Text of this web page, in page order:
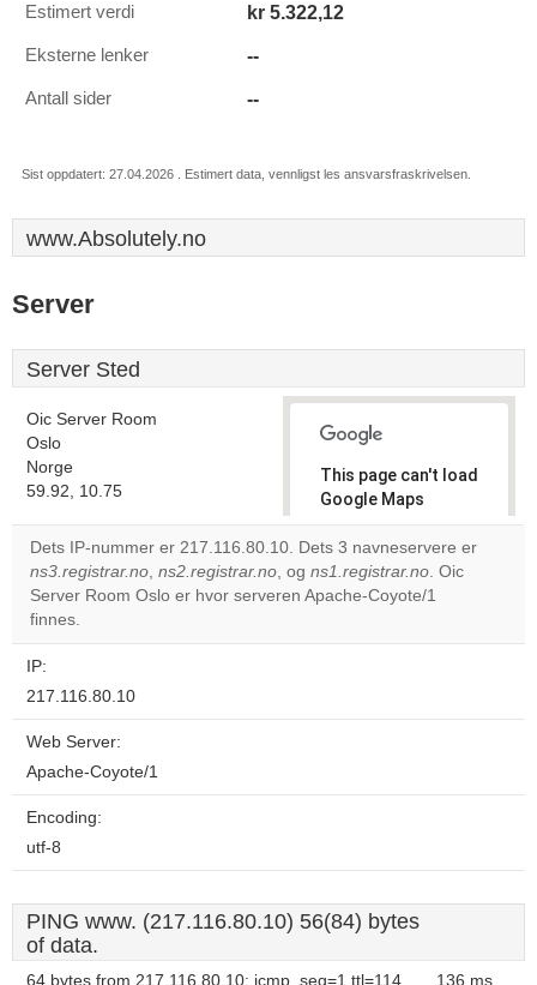
Estimert verdi kr 5.322,12
Eksterne lenker --
Antall sider --
Sist oppdatert: 27.04.2026 . Estimert data, vennligst les ansvarsfraskrivelsen.
www.Absolutely.no
Server
Server Sted
Oic Server Room
Oslo
Norge
59.92, 10.75
This page can't load
Google Maps
correctly.
Do you
own this
Dets IP-nummer er 217.116.80.10. Dets 3 navneservere er
ns3.registrar.no, ns2.registrar.no, og ns1.registrar.no. Oic
Server Room Oslo er hvor serveren Apache-Coyote/1
finnes.
IP:
217.116.80.10
Web Server:
Apache-Coyote/1
Encoding:
utf-8
PING www. (217.116.80.10) 56(84) bytes
of data.
64 bytes from 217.116.80.10: icmp_seq=1 ttl=114 136 ms